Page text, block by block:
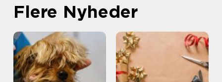
Flere Nyheder